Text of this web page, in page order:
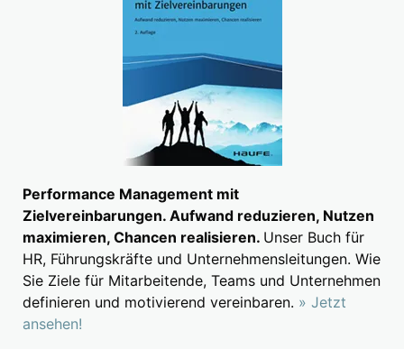
Performance Management mit
Zielvereinbarungen. Aufwand reduzieren, Nutzen
maximieren, Chancen realisieren. Unser Buch für
HR, Führungskräfte und Unternehmensleitungen. Wie
Sie Ziele für Mitarbeitende, Teams und Unternehmen
definieren und motivierend vereinbaren. » Jetzt
ansehen!